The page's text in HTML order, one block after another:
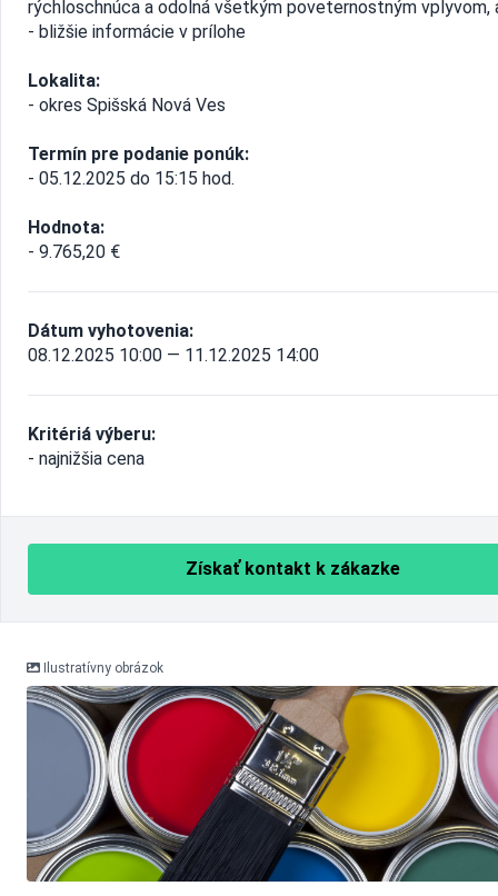
Ilustratívny obrázok
rýchloschnúca a odolná všetkým poveternostným vplyvom,
- bližšie informácie v prílohe
Lokalita:
- okres Spišská Nová Ves
Termín pre podanie ponúk:
- 05.12.2025 do 15:15 hod.
Hodnota:
- 9.765,20 €
Dátum vyhotovenia:
08.12.2025 10:00 — 11.12.2025 14:00
Kritériá výberu:
- najnižšia cena
Získať kontakt k zákazke